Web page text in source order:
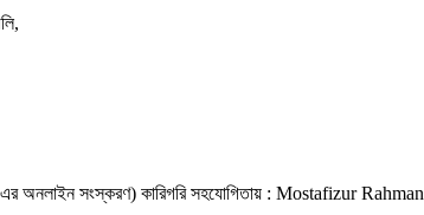
এর অনলাইন সংস্করণ) কারিগরি সহযোগিতায় : Mostafizur Rahman